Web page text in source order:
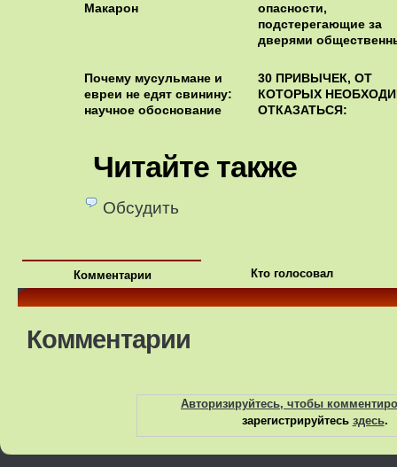
Макарон
опасности,
подстерегающие за
дверями
Почему мусульмане и
евреи не едят свинину:
научное обоснование
30 ПРИВЫЧЕК, ОТ
КОТОРЫХ
ОТКАЗАТЬСЯ:
Читайте также
Обсудить
Комментарии Кто голосовал
Комментарии
Авторизируйтесь, чтобы
зарегистрируйтесь здесь.